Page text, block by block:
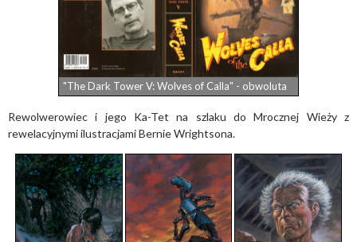
"The Dark Tower V: Wolves of Calla" - obwoluta
Rewolwerowiec i jego Ka-Tet na szlaku do Mrocznej Wieży z
rewelacyjnymi ilustracjami Bernie Wrightsona.